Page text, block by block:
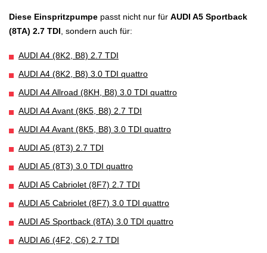
Diese Einspritzpumpe passt nicht nur für AUDI A5 Sportback
(8TA) 2.7 TDI , sondern auch für:
AUDI A4 (8K2, B8) 2.7 TDI
AUDI A4 (8K2, B8) 3.0 TDI quattro
AUDI A4 Allroad (8KH, B8) 3.0 TDI quattro
AUDI A4 Avant (8K5, B8) 2.7 TDI
AUDI A4 Avant (8K5, B8) 3.0 TDI quattro
AUDI A5 (8T3) 2.7 TDI
AUDI A5 (8T3) 3.0 TDI quattro
AUDI A5 Cabriolet (8F7) 2.7 TDI
AUDI A5 Cabriolet (8F7) 3.0 TDI quattro
AUDI A5 Sportback (8TA) 3.0 TDI quattro
AUDI A6 (4F2, C6) 2.7 TDI